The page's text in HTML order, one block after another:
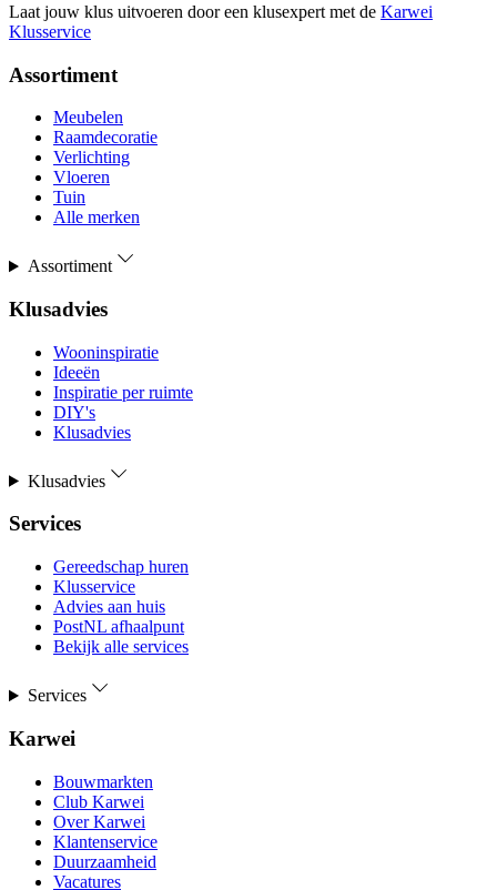
Laat jouw klus uitvoeren door een klusexpert met de Karwei
Klusservice
Assortiment
Meubelen
Raamdecoratie
Verlichting
Vloeren
Tuin
Alle merken
Assortiment
Klusadvies
Wooninspiratie
Ideeën
Inspiratie per ruimte
DIY's
Klusadvies
Klusadvies
Services
Gereedschap huren
Klusservice
Advies aan huis
PostNL afhaalpunt
Bekijk alle services
Services
Karwei
Bouwmarkten
Club Karwei
Over Karwei
Klantenservice
Duurzaamheid
Vacatures